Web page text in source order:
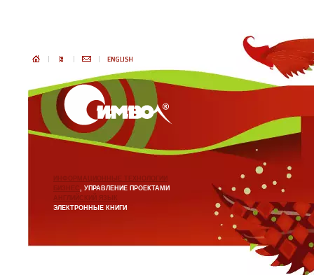
ИНФОРМАЦИОННЫЕ ТЕХНОЛОГИИ
БИЗНЕС, УПРАВЛЕНИЕ ПРОЕКТАМИ
АНГЛИЙСКИЙ ЯЗЫК
ЭЛЕКТРОННЫЕ КНИГИ